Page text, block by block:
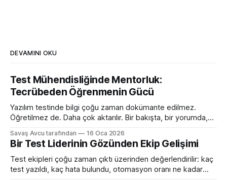
DEVAMINI OKU
Test Mühendisliğinde Mentorluk:
Tecrübeden Öğrenmenin Gücü
Yazılım testinde bilgi çoğu zaman dokümante edilmez.
Öğretilmez de. Daha çok aktarılır. Bir bakışta, bir yorumda,
neden “böyle” ele alındığını anlatan kısa bir sohbette ortaya
çıkar. Bu yüzden test mühendisliğinde mentorluk, resmi bir
süreçten çok, zamanla oluşan bir öğrenme ilişkisi
Savaş Avcu tarafından 16 Oca 2026
Bir Test Liderinin Gözünden Ekip Gelişimi
Test ekipleri çoğu zaman çıktı üzerinden değerlendirilir: kaç
test yazıldı, kaç hata bulundu, otomasyon oranı ne kadar